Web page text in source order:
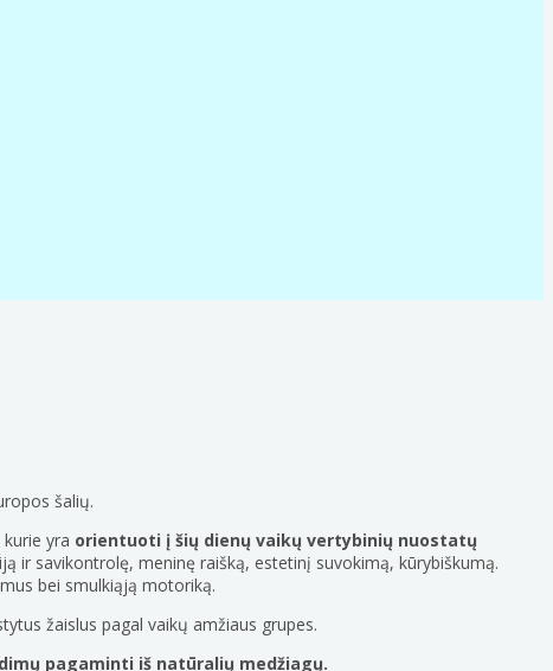
šalių.
yra orientuoti į šių dienų vaikų vertybinių nuostatų
ir savikontrolę, meninę raišką, estetinį suvokimą, kūrybiškumą.
bei smulkiąją motoriką.
žaislus pagal vaikų amžiaus grupes.
pagaminti iš natūralių medžiagų.